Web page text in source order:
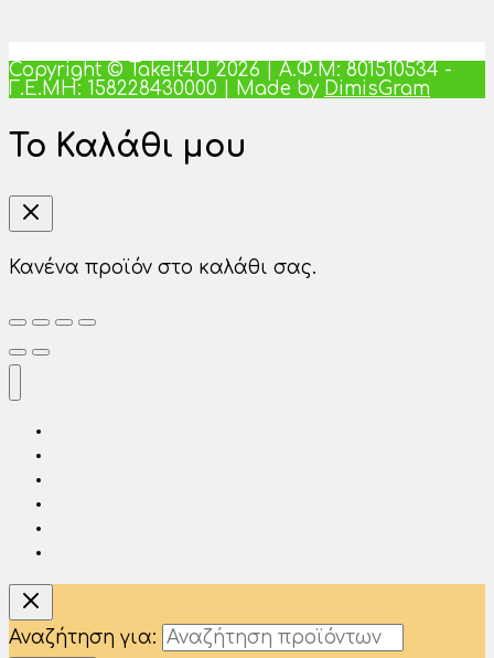
Copyright © TakeIt4U 2026 | Α.Φ.Μ: 801510534 -
Γ.Ε.ΜΗ: 158228430000 | Made by DimisGram
Το Καλάθι μου
Κανένα προϊόν στο καλάθι σας.
Αναζήτηση για: